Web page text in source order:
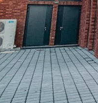
Nieodpłatna Pomoc Prawna